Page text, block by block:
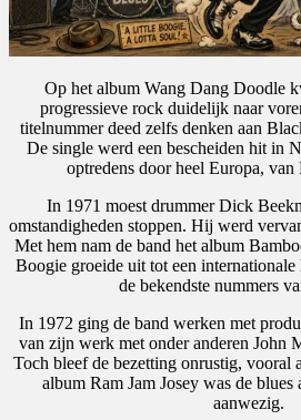
Op het album Wang Dang Doodle
progressieve rock duidelijk naar
titelnummer deed zelfs denken aan
De single werd een bescheiden hit in
optredens door heel Europa,
In 1971 moest drummer Dick
omstandigheden stoppen. Hij werd
Met hem nam de band het album
Boogie groeide uit tot een
de bekendste nummers
In 1972 ging de band werken met
van zijn werk met onder anderen John
Toch bleef de bezetting onrustig, vooral
album Ram Jam Josey was de
aanwezig.